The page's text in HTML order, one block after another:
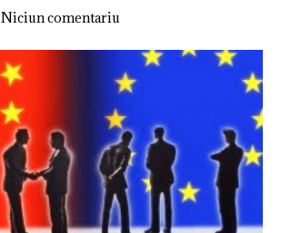
Niciun comentariu